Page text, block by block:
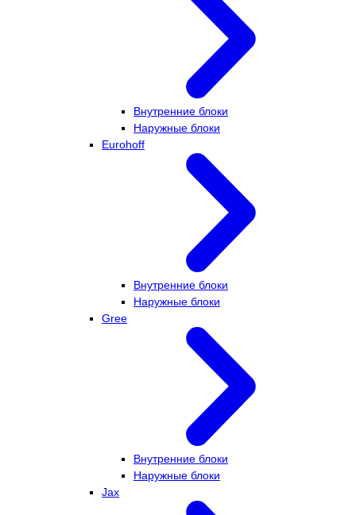
Внутренние блоки
Наружные блоки
Eurohoff
Внутренние блоки
Наружные блоки
Gree
Внутренние блоки
Наружные блоки
Jax